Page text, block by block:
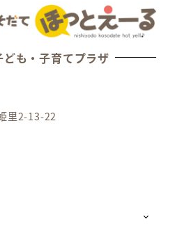
も・子育てプラザ
里2-13-22